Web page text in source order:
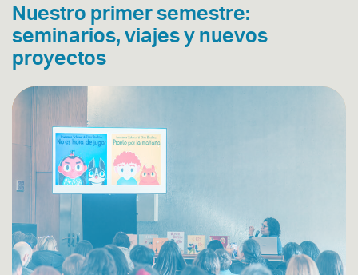
Nuestro primer semestre:
seminarios, viajes y nuevos
proyectos